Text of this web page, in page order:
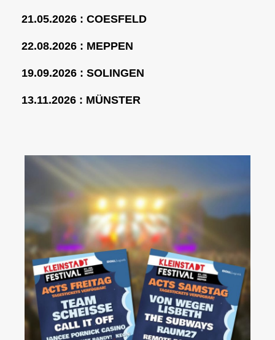
21.05.2026 : COESFELD
22.08.2026 : MEPPEN
19.09.2026 : SOLINGEN
13.11.2026 : MÜNSTER